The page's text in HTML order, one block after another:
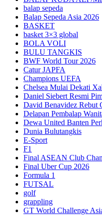
balap sepeda
Balap Sepeda Asia 2026
BASKET
basket 3×3 global
BOLA VOLI
BULU TANGKIS
BWF World Tour 2026
Catur JAPFA
Champions UEFA
Chelsea Mulai Dekati
Daniel Siebert Resmi
David Benavidez
Delapan Pembalap
Dewa United Banten
Dunia Bulutangkis
E-Sport
F1
Final ASEAN Club
Final Uber Cup 2026
Formula 1
FUTSAL
golf
grappling
GT World Challenge